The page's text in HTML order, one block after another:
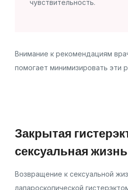
чувствительность.
Внимание к рекомендациям
помогает минимизировать эти
Закрытая
сексуальная жизнь
Возвращение к сексуальной
лапароскопической